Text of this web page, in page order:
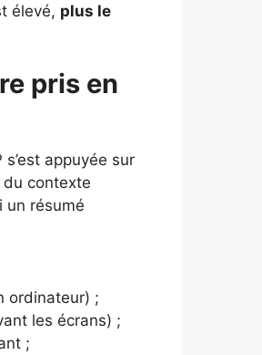
élevé, plus le
pris en
appuyée sur
contexte
un résumé
ordinateur) ;
les écrans) ;
;